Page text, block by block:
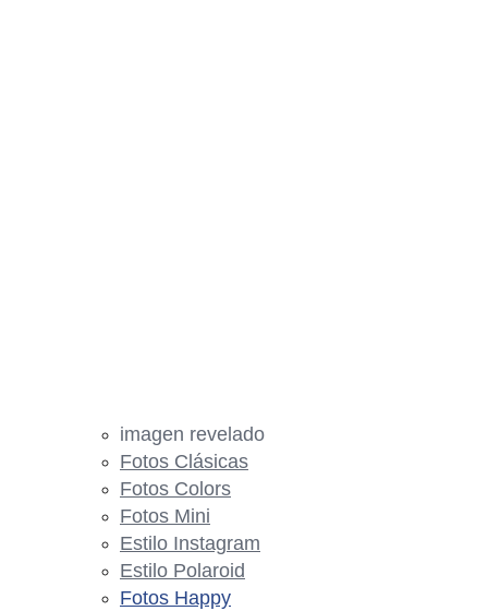
imagen revelado
Fotos Clásicas
Fotos Colors
Fotos Mini
Estilo Instagram
Estilo Polaroid
Fotos Happy